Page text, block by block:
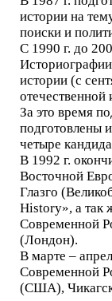
истории на
поиски и
С 1990 г. до
истории (с
отечественной
За это время
подготовлены
четыре
В 1992 г.
Восточной
Глазго
History», а так
Современной
(Лондон).
В марте –
Современной
(США),